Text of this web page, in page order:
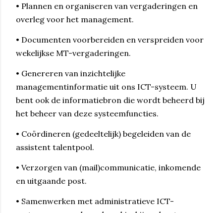
• Plannen en organiseren van vergaderingen en
overleg voor het management.
• Documenten voorbereiden en verspreiden voor
wekelijkse MT-vergaderingen.
• Genereren van inzichtelijke
managementinformatie uit ons ICT-systeem. U
bent ook de informatiebron die wordt beheerd bij
het beheer van deze systeemfuncties.
• Coördineren (gedeeltelijk) begeleiden van de
assistent talentpool.
• Verzorgen van (mail)communicatie, inkomende
en uitgaande post.
• Samenwerken met administratieve ICT-